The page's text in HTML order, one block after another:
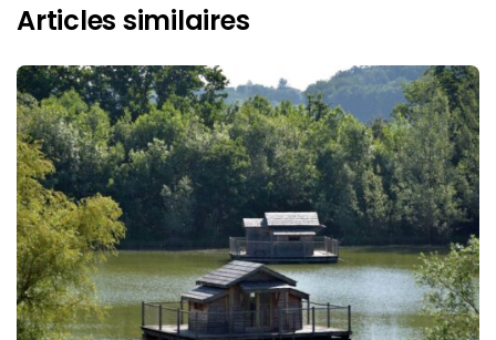
Articles similaires